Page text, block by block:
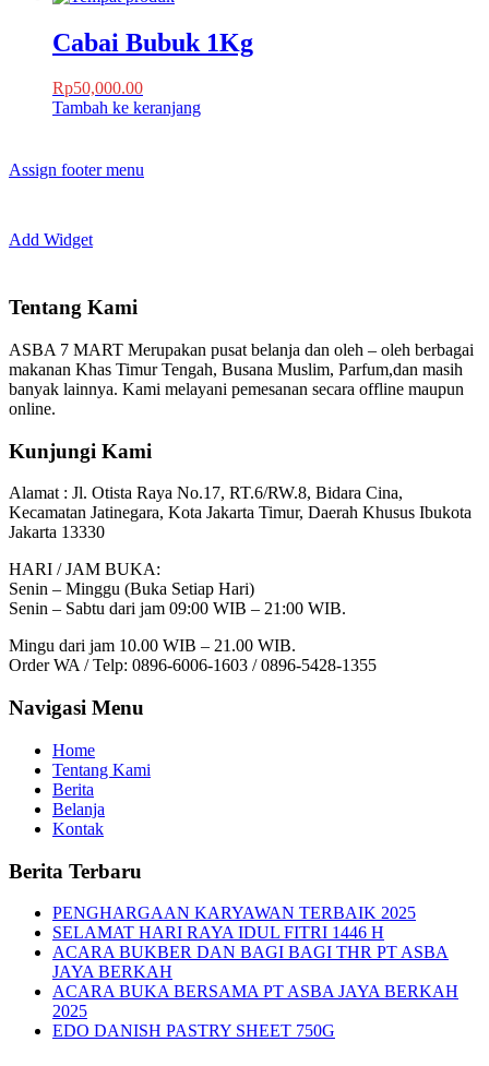
Cabai Bubuk 1Kg
Rp50,000.00
Tambah ke keranjang
Assign footer menu
Add Widget
Tentang Kami
ASBA 7 MART Merupakan pusat belanja dan oleh – oleh berbagai
makanan Khas Timur Tengah, Busana Muslim, Parfum,dan masih
banyak lainnya. Kami melayani pemesanan secara offline maupun
online.
Kunjungi Kami
Alamat : Jl. Otista Raya No.17, RT.6/RW.8, Bidara Cina,
Kecamatan Jatinegara, Kota Jakarta Timur, Daerah Khusus Ibukota
Jakarta 13330
HARI / JAM BUKA:
Senin – Minggu (Buka Setiap Hari)
Senin – Sabtu dari jam 09:00 WIB – 21:00 WIB.
Mingu dari jam 10.00 WIB – 21.00 WIB.
Order WA / Telp: 0896-6006-1603 / 0896-5428-1355
Navigasi Menu
Home
Tentang Kami
Berita
Belanja
Kontak
Berita Terbaru
PENGHARGAAN KARYAWAN TERBAIK 2025
SELAMAT HARI RAYA IDUL FITRI 1446 H
ACARA BUKBER DAN BAGI BAGI THR PT ASBA
JAYA BERKAH
ACARA BUKA BERSAMA PT ASBA JAYA BERKAH
2025
EDO DANISH PASTRY SHEET 750G